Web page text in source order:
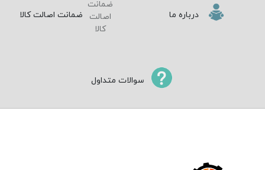
درباره ما ضمانت اصالت کالا
سوالات متداول